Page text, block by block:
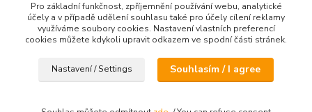
Polotovary a příslušenství
Šrouby a matky
Pro základní funkčnost, zpříjemnění používání webu, analytické
účely a v případě udělení souhlasu také pro účely cílení reklamy
využíváme soubory cookies. Nastavení vlastních preferencí
cookies můžete kdykoli upravit odkazem ve spodní části stránek.
Nastavení / Settings Souhlasím / I agree